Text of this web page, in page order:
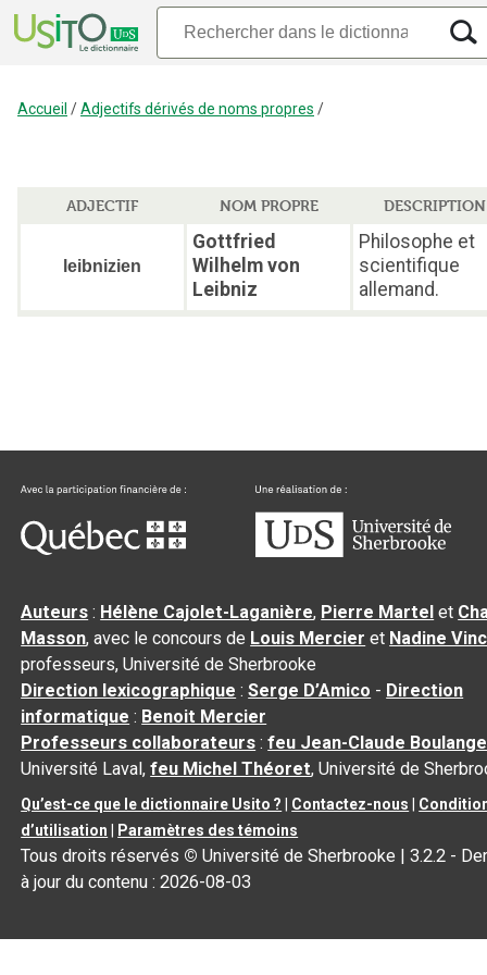
Accueil /Adjectifs dérivés de noms propres /
ADJECTIF NOM PROPRE DESCRIPTION
leibnizien
Gottfried
Wilhelm von
Leibniz
Philosophe et
scientifique
allemand.
Auteurs : Hélène Cajolet-Laganière, Pierre Martel et
Masson, avec le concours de Louis Mercier et Nadine
professeurs, Université de Sherbrooke
Direction lexicographique :Serge D’Amico - Direction
informatique : Benoit Mercier
Professeurs collaborateurs :feu Jean-Claude
Université Laval,feu Michel Théoret, Université de
Qu’est-ce que le dictionnaire Usito ? Contactez-nous
d’utilisation
Paramètres des témoins
Tous droits réservés © Université de Sherbrooke |3.2.2 -
à jour du contenu :2026-08-03